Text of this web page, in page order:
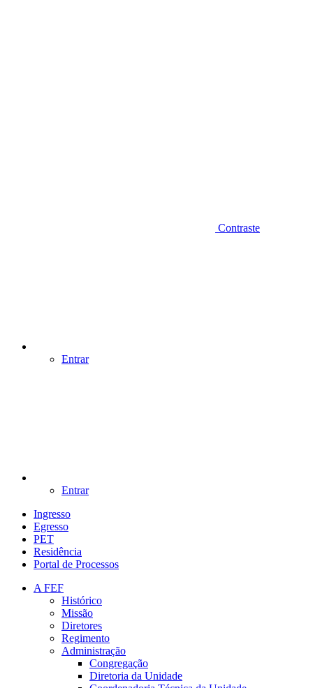
Contraste
Entrar
Entrar
Ingresso
Egresso
PET
Residência
Portal de Processos
A FEF
Histórico
Missão
Diretores
Regimento
Administração
Congregação
Diretoria da Unidade